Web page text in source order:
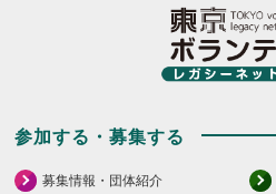
参加する・募集する
募集情報・団体紹介